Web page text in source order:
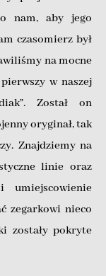
nam, aby jego
czasomierz był
na mocne
w naszej
Został on
oryginał, tak
Znajdziemy na
linie oraz
zegarkowi nieco
zostały pokryte